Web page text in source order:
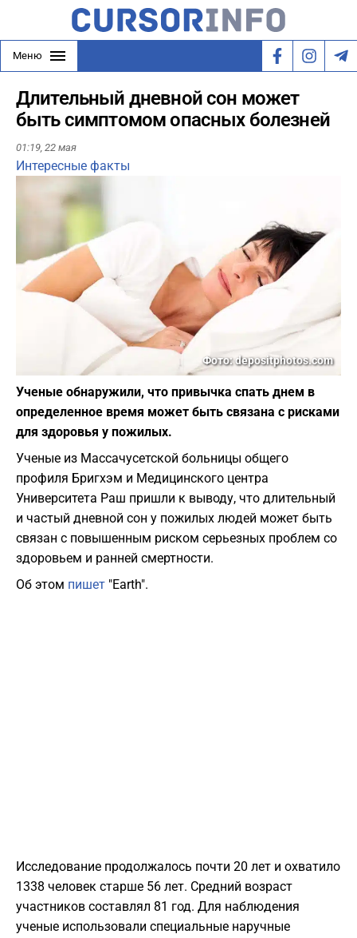
Меню
Длительный дневной сон может
быть симптомом опасных болезней
01:19, 22 мая
Интересные факты
Фото: depositphotos.com
Ученые обнаружили, что привычка спать днем в
определенное время может быть связана с рисками
для здоровья у пожилых.
Ученые из Массачусетской больницы общего
профиля Бригхэм и Медицинского центра
Университета Раш пришли к выводу, что длительный
и частый дневной сон у пожилых людей может быть
связан с повышенным риском серьезных проблем со
здоровьем и ранней смертности.
Об этом пишет "Earth".
Исследование продолжалось почти 20 лет и охватило
1338 человек старше 56 лет. Средний возраст
участников составлял 81 год. Для наблюдения
ученые использовали специальные наручные